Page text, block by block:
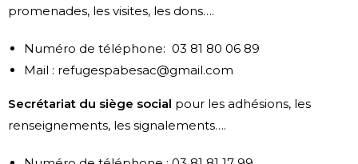
promenades, les visites, les dons….
Numéro de téléphone: 03 81 80 06 89
Mail : refugespabesac@gmail.com
Secrétariat du siège social pour les adhésions, les
renseignements, les signalements….